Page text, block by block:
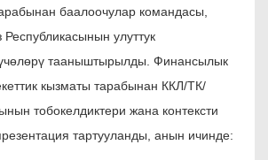
баалоочулар командасы,
улуттук
тааныштырылды. Финансылык
кызматы тарабынан ККЛ/ТК/
тобокелдиктери жана контексти
тартууланды, анын ичинде: